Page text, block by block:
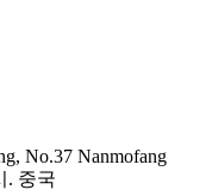
No.37 Nanmofang
. 중국